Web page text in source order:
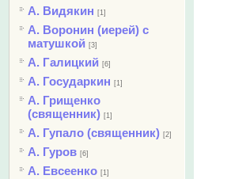
А. Видякин [1]
А. Воронин (иерей) с
матушкой [3]
А. Галицкий [6]
А. Государкин [1]
А. Грищенко
(священник) [1]
А. Гупало (священник) [2]
А. Гуров [6]
А. Евсеенко [1]